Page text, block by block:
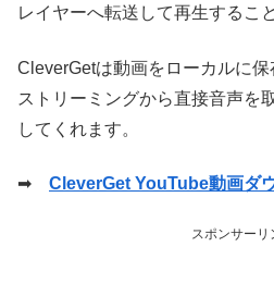
レイヤーへ転送して再生するこ
CleverGetは動画をローカルに保
ストリーミングから直接音声を
してくれます。
➡ CleverGet YouTube動画ダ
スポンサーリ